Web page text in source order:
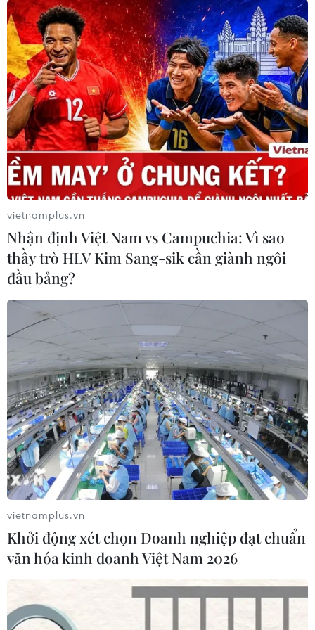
Những gương mặt “vàng”
của thể thao Việt Nam tại SEA Games 29
31/08/2017 08:11
Đoàn Thể thao Việt Nam đã thi đấu thành công trên đấu
trường SEA Games 29 với nhiều vận động viên đạt
thành tích cao, phá kỷ lục SEA Games.
Khen thưởng các huấn luyện viên, vận
động viên xuất sắc tại SEA Games
31/08/2017 11:15
Ngày 31/8, tỉnh Ninh Bình và Thừa Thiên-Huế tổ chức
gặp mặt, khen thưởng các vận động viên, huấn luyện
vietnamplus.vn
Nhận định Việt Nam vs Campuchia: Vì sao
thầy trò HLV Kim Sang-sik cần giành ngôi
đầu bảng?
vietnamplus.vn
Khởi động xét chọn Doanh nghiệp đạt chuẩn
văn hóa kinh doanh Việt Nam 2026